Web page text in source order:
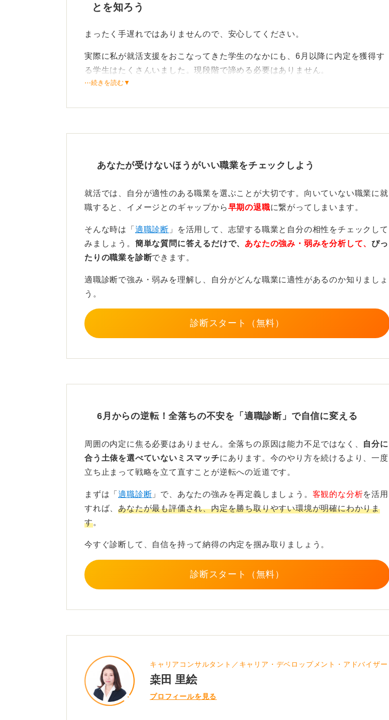
とを知ろう
まったく手遅れではありませんので、安心してください。
実際に私が就活支援をおこなってきた学生のなかにも、6月以降に内定を獲得す
る学生はたくさんいました。現段階で諦める必要はありません。
用活動を本格化させるケースも多く、採用活動を通年でおこなっている企業もあ
敗因を分析しやり方を変えよう！ 振り返りが挽回の鍵になる
ただし、これまでと同じやり方を続けてもうまくいかない可能性が高いでしょ
う。
特に書類選考で通らないのであれば、なぜ通らないのかを徹底的に分析し、対策
を練る必要があります。
をもらいながらエントリーシート（ES）などをブラッシュアップしていきまし
ょう。
「縁がなかっただけ」と片付けず、一つひとつの選考を次に活かすための振り返
りをおこなうことが、挽回の鍵となります。
⋯続きを読む▼
あなたが受けないほうがいい職業をチェックしよう
就活では、自分が適性のある職業を選ぶことが大切です。向いていない職業に就
職すると、イメージとのギャップから早期の退職に繋がってしまいます。
そんな時は「 適職診断 」を活用して、志望する職業と自分の相性をチェックして
みましょう。 簡単な質問に答えるだけで、 あなたの強み・弱みを分析して、 ぴっ
たりの職業を診断できます。
適職診断で強み・弱みを理解し、自分がどんな職業に適性があるのか知りましょ
う。
診断スタート（無料）
6月からの逆転！全落ちの不安を「適職診断」で自信に変える
周囲の内定に焦る必要はありません。全落ちの原因は能力不足ではなく、 自分に
合う土俵を選べていないミスマッチにあります。今のやり方を続けるより、一度
立ち止まって戦略を立て直すことが逆転への近道です。
まずは「適職診断 」で、あなたの強みを再定義しましょう。 客観的な分析を活用
すれば、あなたが最も評価され、内定を勝ち取りやすい環境が明確にわかりま
す。
今すぐ診断して、自信を持って納得の内定を掴み取りましょう。
診断スタート（無料）
キャリアコンサルタント／キャリア・デベロップメント・アドバイザー
桒田 里絵
プロフィールを見る